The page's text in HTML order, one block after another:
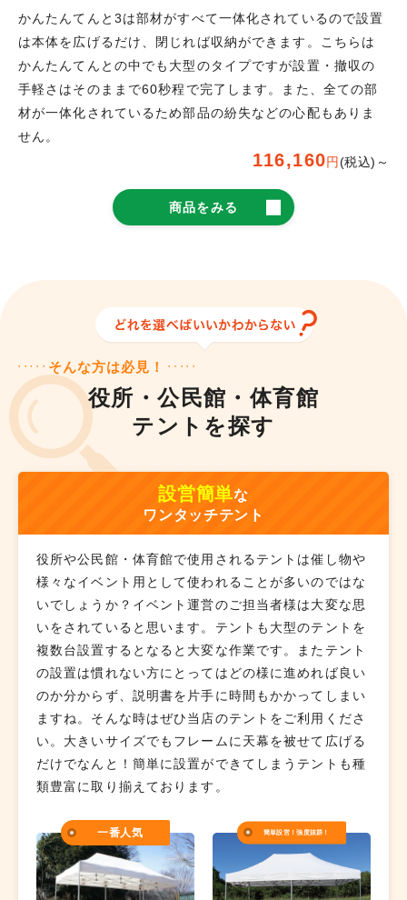
かんたんてんと3は部材がすべて一体化されているので設置
は本体を広げるだけ、閉じれば収納ができます。こちらは
かんたんてんとの中でも大型のタイプですが設置・撤収の
手軽さはそのままで60秒程で完了します。また、全ての部
材が一体化されているため部品の紛失などの心配もありま
せん。
116,160円(税込)～
商品をみる
そんな方は必見！
役所・公民館・体育館
テントを探す
設営簡単な
ワンタッチテント
役所や公民館・体育館で使用されるテントは催し物や
様々なイベント用として使われることが多いのではな
いでしょうか？イベント運営のご担当者様は大変な思
いをされていると思います。テントも大型のテントを
複数台設置するとなると大変な作業です。またテント
の設置は慣れない方にとってはどの様に進めれば良い
のか分からず、説明書を片手に時間もかかってしまい
ますね。そんな時はぜひ当店のテントをご利用くださ
い。大きいサイズでもフレームに天幕を被せて広げる
だけでなんと！簡単に設置ができてしまうテントも種
類豊富に取り揃えております。
一番人気 簡単設営！強度抜群！